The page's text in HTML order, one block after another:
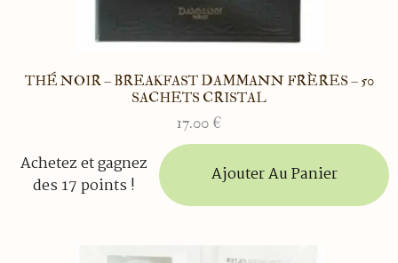
THÉ NOIR – BREAKFAST DAMMANN FRÈRES – 50
SACHETS CRISTAL
17.00 €
Achetez et gagnez
des 17 points !
Ajouter Au Panier